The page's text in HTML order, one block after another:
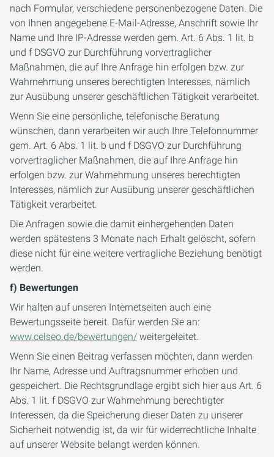
nach Formular, verschiedene personenbezogene Daten. Die
von Ihnen angegebene E-Mail-Adresse, Anschrift sowie Ihr
Name und Ihre IP-Adresse werden gem. Art. 6 Abs. 1 lit. b
und f DSGVO zur Durchführung vorvertraglicher
Maßnahmen, die auf Ihre Anfrage hin erfolgen bzw. zur
Wahrnehmung unseres berechtigten Interesses, nämlich
zur Ausübung unserer geschäftlichen Tätigkeit verarbeitet.
Wenn Sie eine persönliche, telefonische Beratung
wünschen, dann verarbeiten wir auch Ihre Telefonnummer
gem. Art. 6 Abs. 1 lit. b und f DSGVO zur Durchführung
vorvertraglicher Maßnahmen, die auf Ihre Anfrage hin
erfolgen bzw. zur Wahrnehmung unseres berechtigten
Interesses, nämlich zur Ausübung unserer geschäftlichen
Tätigkeit verarbeitet.
Die Anfragen sowie die damit einhergehenden Daten
werden spätestens 3 Monate nach Erhalt gelöscht, sofern
diese nicht für eine weitere vertragliche Beziehung benötigt
werden.
f) Bewertungen
Wir halten auf unseren Internetseiten auch eine
Bewertungsseite bereit. Dafür werden Sie an:
www.celseo.de/bewertungen/ weitergeleitet.
Wenn Sie einen Beitrag verfassen möchten, dann werden
Ihr Name, Adresse und Auftragsnummer erhoben und
gespeichert. Die Rechtsgrundlage ergibt sich hier aus Art. 6
Abs. 1 lit. f DSGVO zur Wahrnehmung berechtigter
Interessen, da die Speicherung dieser Daten zu unserer
Sicherheit notwendig ist, da wir für widerrechtliche Inhalte
auf unserer Website belangt werden können.